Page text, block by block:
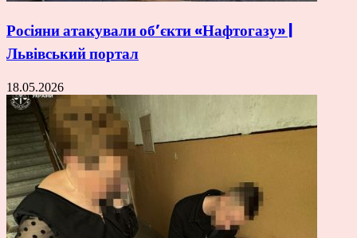
Росіяни атакували об’єкти «Нафтогазу» |
Львівський портал
18.05.2026